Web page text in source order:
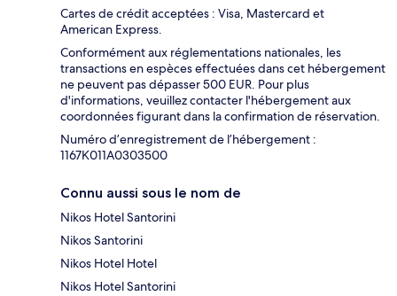
Cartes de crédit acceptées : Visa, Mastercard et
American Express.
Conformément aux réglementations nationales, les
transactions en espèces effectuées dans cet hébergement
ne peuvent pas dépasser 500 EUR. Pour plus
d'informations, veuillez contacter l'hébergement aux
coordonnées figurant dans la confirmation de réservation.
Numéro d’enregistrement de l’hébergement :
1167Κ011A0303500
Connu aussi sous le nom de
Nikos Hotel Santorini
Nikos Santorini
Nikos Hotel Hotel
Nikos Hotel Santorini